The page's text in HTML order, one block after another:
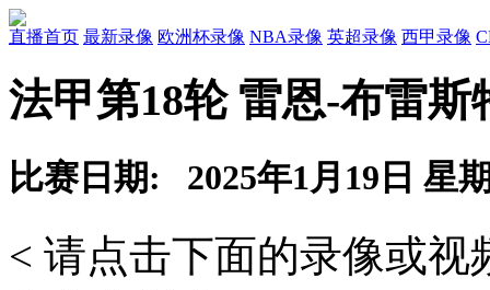
直播首页 最新录像 欧洲杯录像 NBA录像 英超录像 西甲录像
法甲第18轮 雷恩-布雷
比赛日期: 2025年1月19日 星
< 请点击下面的录像或